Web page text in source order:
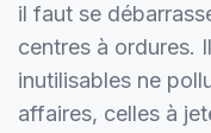
il faut se
centres à ordures.
inutilisables ne
affaires, celles à